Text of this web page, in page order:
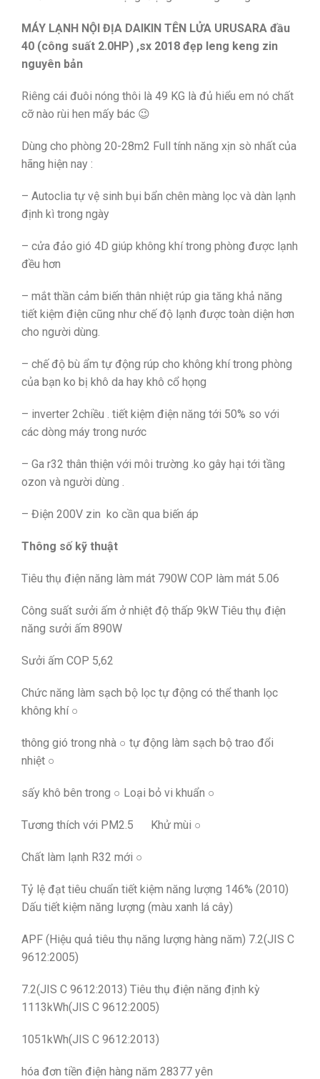
MÁY LẠNH NỘI ĐỊA DAIKIN TÊN LỬA URUSARA đầu
40 (công suất 2.0HP) ,sx 2018 đẹp leng keng zin
nguyên bản
Riêng cái đuôi nóng thôi là 49 KG là đủ hiểu em nó chất
cỡ nào rùi hen mấy bác 😉
Dùng cho phòng 20-28m2 Full tính năng xịn sò nhất của
hãng hiện nay :
– Autoclia tự vệ sinh bụi bẩn chên màng lọc và dàn lạnh
định kì trong ngày
– cửa đảo gió 4D giúp không khí trong phòng được lạnh
đều hơn
– mắt thần cảm biến thân nhiệt rúp gia tăng khả năng
tiết kiệm điện cũng như chế độ lạnh được toàn diện hơn
cho người dùng.
– chế độ bù ẩm tự động rúp cho không khí trong phòng
của bạn ko bị khô da hay khô cổ họng
– inverter 2chiều . tiết kiệm điện năng tới 50% so với
các dòng máy trong nước
– Ga r32 thân thiện với môi trường .ko gây hại tới tầng
ozon và người dùng .
– Điện 200V zin ko cần qua biến áp
Thông số kỹ thuật
Tiêu thụ điện năng làm mát 790W COP làm mát 5.06
Công suất sưởi ấm ở nhiệt độ thấp 9kW Tiêu thụ điện
năng sưởi ấm 890W
Sưởi ấm COP 5,62
Chức năng làm sạch bộ lọc tự động có thể thanh lọc
không khí ○
thông gió trong nhà ○ tự động làm sạch bộ trao đổi
nhiệt ○
sấy khô bên trong ○ Loại bỏ vi khuẩn ○
Tương thích với PM2.5 Khử mùi ○
Chất làm lạnh R32 mới ○
Tỷ lệ đạt tiêu chuẩn tiết kiệm năng lượng 146% (2010)
Dấu tiết kiệm năng lượng (màu xanh lá cây)
APF (Hiệu quả tiêu thụ năng lượng hàng năm) 7.2(JIS C
9612:2005)
7.2(JIS C 9612:2013) Tiêu thụ điện năng định kỳ
1113kWh(JIS C 9612:2005)
1051kWh(JIS C 9612:2013)
hóa đơn tiền điện hàng năm 28377 yên